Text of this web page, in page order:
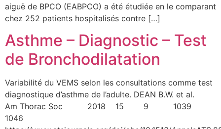
aiguë de BPCO (EABPCO) a été étudiée en le comparant
chez 252 patients hospitalisés contre […]
Asthme – Diagnostic – Test
de Bronchodilatation
Variabilité du VEMS selon les consultations comme test
diagnostique d’asthme de l’adulte. DEAN B.W. et al.
Am Thorac Soc 2018 15 9 1039
1046